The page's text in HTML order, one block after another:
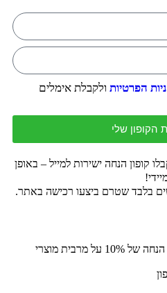
הפרטיות ולקבלת אימלים
הקופון שלי
קופון הנחה ישירות למייל – באופן
בלבד שטרם ביצעו רכישה באתר.
, מקנים לכם הנחה של 10% על מרבית מוצרי